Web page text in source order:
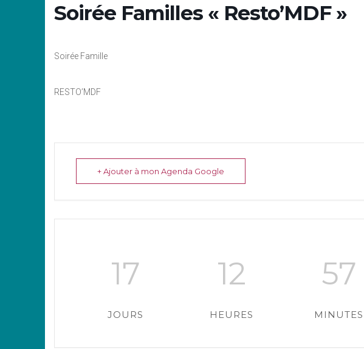
Soirée Familles « Resto’MDF »
Soirée Famille
RESTO’MDF
+ Ajouter à mon Agenda Google
17
JOURS
12
HEURES
57
MINUTES